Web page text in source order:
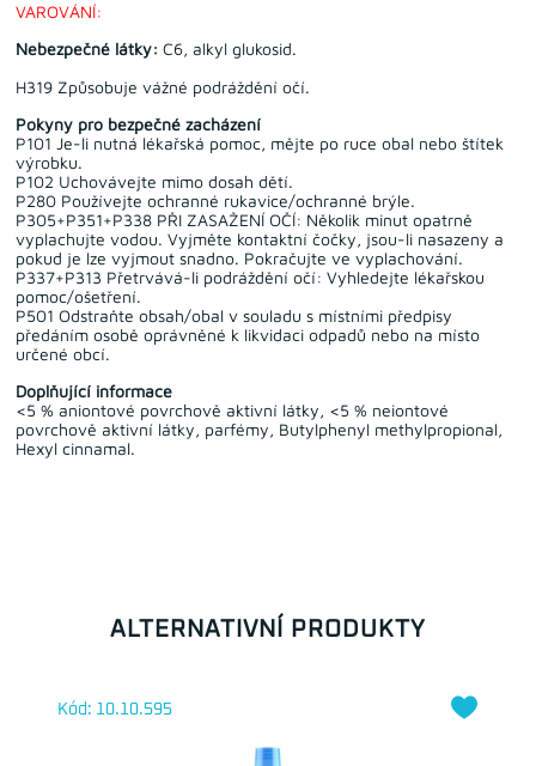
VAROVÁNÍ:
Nebezpečné látky: C6, alkyl glukosid.
H319 Způsobuje vážné podráždění očí.
Pokyny pro bezpečné zacházení
P101 Je-li nutná lékařská pomoc, mějte po ruce obal nebo štítek
výrobku.
P102 Uchovávejte mimo dosah dětí.
P280 Používejte ochranné rukavice/ochranné brýle.
P305+P351+P338 PŘI ZASAŽENÍ OČÍ: Několik minut opatrně
vyplachujte vodou. Vyjměte kontaktní čočky, jsou-li nasazeny a
pokud je lze vyjmout snadno. Pokračujte ve vyplachování.
P337+P313 Přetrvává-li podráždění očí: Vyhledejte lékařskou
pomoc/ošetření.
P501 Odstraňte obsah/obal v souladu s místními předpisy
předáním osobě oprávněné k likvidaci odpadů nebo na místo
určené obcí.
Doplňující informace
<5 % aniontové povrchově aktivní látky, <5 % neiontové
povrchově aktivní látky, parfémy, Butylphenyl methylpropional,
Hexyl cinnamal.
ALTERNATIVNÍ PRODUKTY
Kód: 10.10.595